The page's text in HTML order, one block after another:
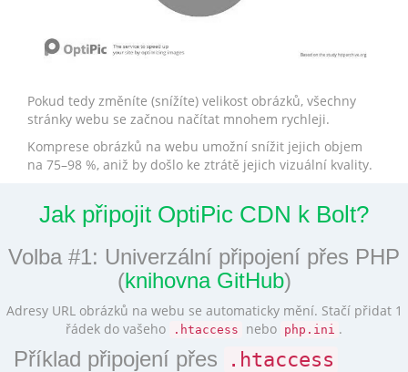
Pokud tedy změníte (snížíte) velikost obrázků, všechny
stránky webu se začnou načítat mnohem rychleji.
Komprese obrázků na webu umožní snížit jejich objem
na 75–98 %, aniž by došlo ke ztrátě jejich vizuální kvality.
Jak připojit OptiPic CDN k Bolt?
Volba #1: Univerzální připojení přes PHP
(knihovna GitHub)
Adresy URL obrázků na webu se automaticky mění. Stačí přidat 1
řádek do vašeho
.htaccess nebo php.ini .
Příklad připojení přes .htaccess